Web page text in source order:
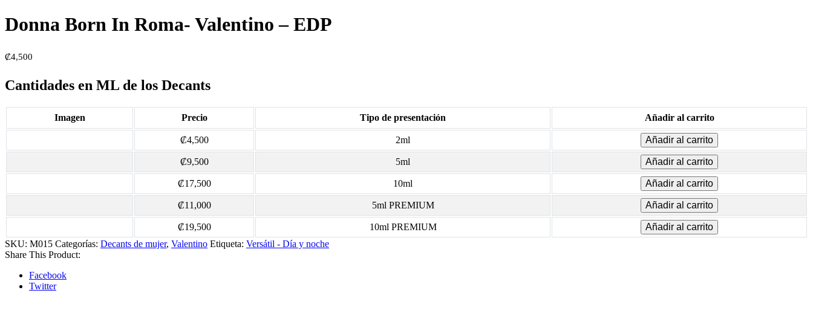
Donna Born In Roma- Valentino – EDP
₡4,500
Cantidades en ML de los Decants
Imagen Precio Tipo de presentación Añadir al carrito
₡4,500 2ml Añadir al carrito
₡9,500 5ml Añadir al carrito
₡17,500 10ml Añadir al carrito
₡11,000 5ml PREMIUM Añadir al carrito
₡19,500 10ml PREMIUM
Añadir al carrito
SKU: M015 Categorías: Decants de mujer, Valentino Etiqueta: Versátil - Día y noche
Share This Product:
Facebook
Twitter